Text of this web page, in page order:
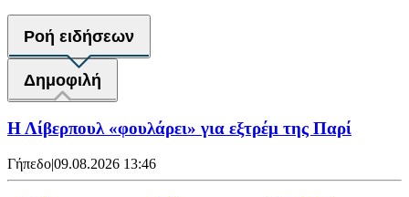
Ροή ειδήσεων
Δημοφιλή
Η Λίβερπουλ «φουλάρει» για εξτρέμ της Παρί
Γήπεδο|09.08.2026 13:46